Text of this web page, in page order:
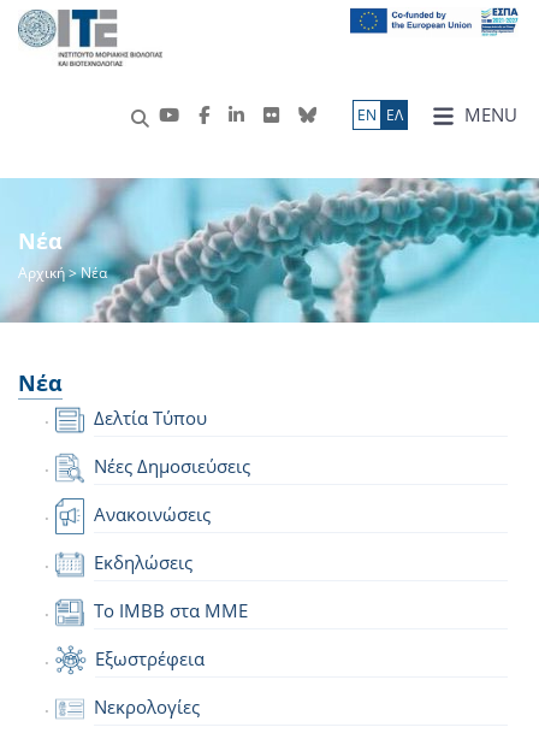
MENU
ΕN ΕΛ
Νέα
Αρχική> Νέα
Νέα
Δελτία Τύπου
Νέες Δημοσιεύσεις
Ανακοινώσεις
Εκδηλώσεις
Το IMBB στα ΜΜΕ
Εξωστρέφεια
Νεκρολογίες